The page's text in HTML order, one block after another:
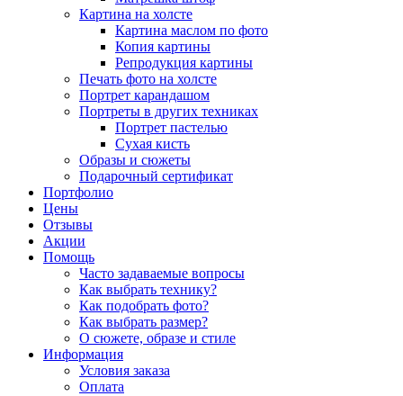
Картина на холсте
Картина маслом по фото
Копия картины
Репродукция картины
Печать фото на холсте
Портрет карандашом
Портреты в других техниках
Портрет пастелью
Сухая кисть
Образы и сюжеты
Подарочный сертификат
Портфолио
Цены
Отзывы
Акции
Помощь
Часто задаваемые вопросы
Как выбрать технику?
Как подобрать фото?
Как выбрать размер?
О сюжете, образе и стиле
Информация
Условия заказа
Оплата